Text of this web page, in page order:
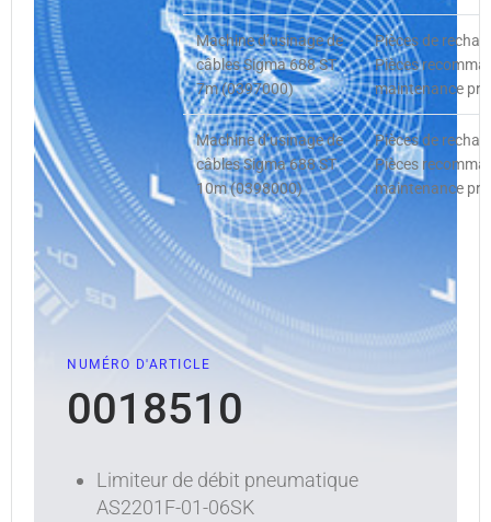
Machine d’usinage de
câbles Sigma 688 ST
7m (0397000)
Pièces de
Pièces
maintenance
Machine d’usinage de
câbles Sigma 688 ST
10m (0398000)
Pièces de
Pièces
maintenance
NUMÉRO D'ARTICLE
0018510
Limiteur de débit pneumatique
AS2201F-01-06SK